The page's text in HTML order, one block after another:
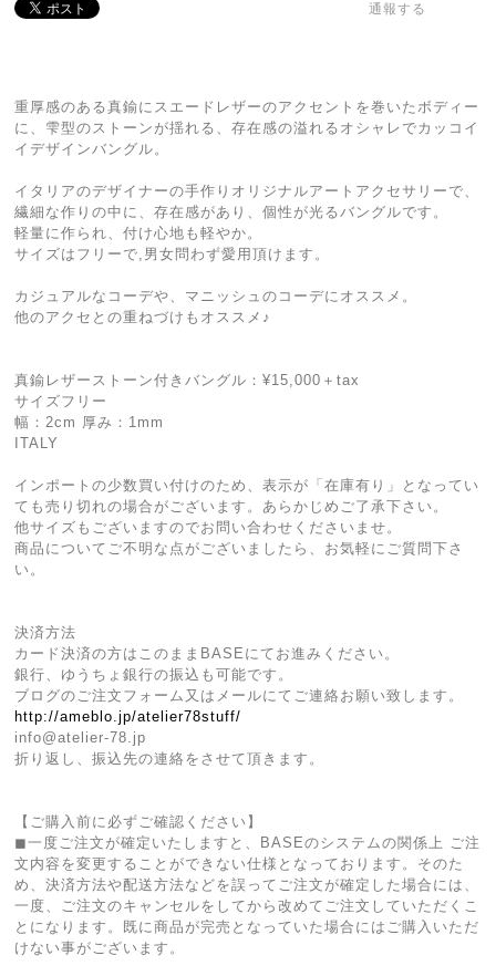
通報する
重厚感のある真鍮にスエードレザーのアクセントを巻いたボディー
に、雫型のストーンが揺れる、存在感の溢れるオシャレでカッコイ
イデザインバングル。
イタリアのデザイナーの手作りオリジナルアートアクセサリーで、
繊細な作りの中に、存在感があり、個性が光るバングルです。
軽量に作られ、付け心地も軽やか。
サイズはフリーで,男女問わず愛用頂けます。
カジュアルなコーデや、マニッシュのコーデにオススメ。
他のアクセとの重ねづけもオススメ♪
真鍮レザーストーン付きバングル：¥15,000＋tax
サイズフリー
幅：2cm 厚み：1mm
ITALY
インポートの少数買い付けのため、表示が「在庫有り」となってい
ても売り切れの場合がございます。あらかじめご了承下さい。
他サイズもございますのでお問い合わせくださいませ。
商品についてご不明な点がございましたら、お気軽にご質問下さ
い。
決済方法
カード決済の方はこのままBASEにてお進みください。
銀行、ゆうちょ銀行の振込も可能です。
ブログのご注文フォーム又はメールにてご連絡お願い致します。
http://ameblo.jp/atelier78stuff/
info@atelier-78.jp
折り返し、振込先の連絡をさせて頂きます。
【ご購入前に必ずご確認ください】
◼︎一度ご注文が確定いたしますと、BASEのシステムの関係上 ご注
文内容を変更することができない仕様となっております。そのた
め、決済方法や配送方法などを誤ってご注文が確定した場合には、
一度、ご注文のキャンセルをしてから改めてご注文していただくこ
とになります。既に商品が完売となっていた場合にはご購入いただ
けない事がございます。